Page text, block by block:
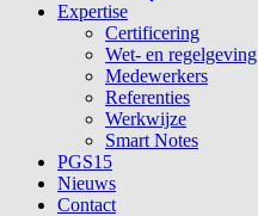
Expertise
Certificering
Wet- en regelgeving
Medewerkers
Referenties
Werkwijze
Smart Notes
PGS15
Nieuws
Contact